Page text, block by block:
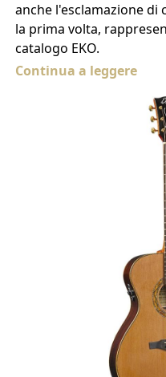
anche l'esclamazione di
la prima volta,
catalogo EKO.
Continua a leggere